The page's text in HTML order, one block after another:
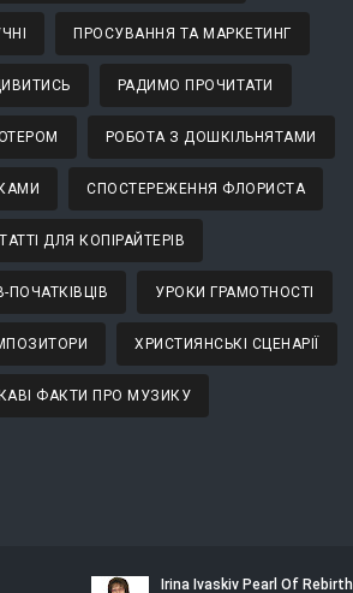
ПРОСУВАННЯ ТА МАРКЕТИНГ
РАДИМО ПРОЧИТАТИ
РОБОТА З ДОШКІЛЬНЯТАМИ
СПОСТЕРЕЖЕННЯ ФЛОРИСТА
ДЛЯ КОПІРАЙТЕРІВ
ПОЧАТКІВЦІВ УРОКИ ГРАМОТНОСТІ
ХРИСТИЯНСЬКІ СЦЕНАРІЇ
ФАКТИ ПРО МУЗИКУ